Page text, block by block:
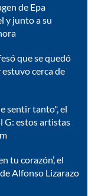
de Epa
y junto a su
que se quedó
cerca de
sentir tanto", el
G: estos artistas
tu corazón’, el
Alfonso Lizarazo